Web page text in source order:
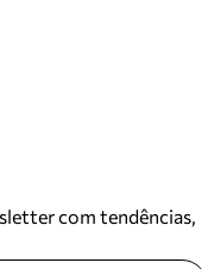
com tendências,